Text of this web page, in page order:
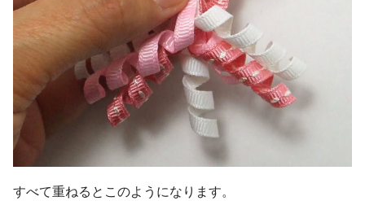
すべて重ねるとこのようになります。